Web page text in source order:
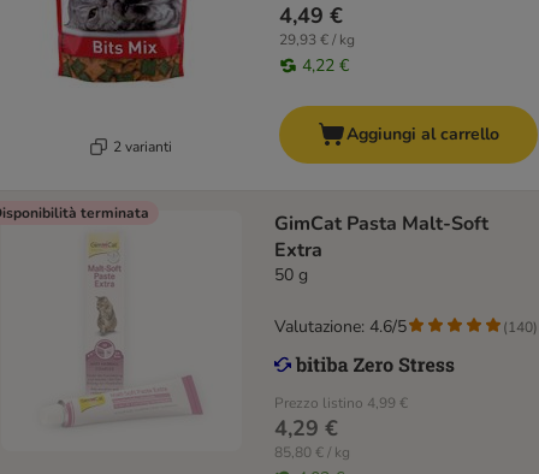
2 varianti
4,49 €
29,93 € / kg
4,22 €
Aggiungi al carrello
terminata
GimCat Pasta Malt-Soft
Extra
50 g
Prezzo listino 4,99 €
4,29 €
85,80 € / kg
Valutazione: 4.6/5 (140)